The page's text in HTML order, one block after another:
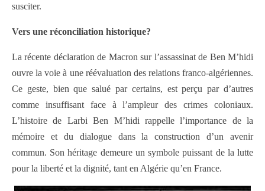
susciter.
Vers une réconciliation historique?
La récente déclaration de Macron sur l’assassinat de Ben M’hidi
ouvre la voie à une réévaluation des relations franco-algériennes.
Ce geste, bien que salué par certains, est perçu par d’autres
comme insuffisant face à l’ampleur des crimes coloniaux.
L’histoire de Larbi Ben M’hidi rappelle l’importance de la
mémoire et du dialogue dans la construction d’un avenir
commun. Son héritage demeure un symbole puissant de la lutte
pour la liberté et la dignité, tant en Algérie qu’en France.